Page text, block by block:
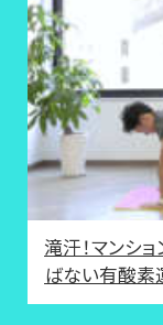
滝汗！マンシ
ばない有酸素